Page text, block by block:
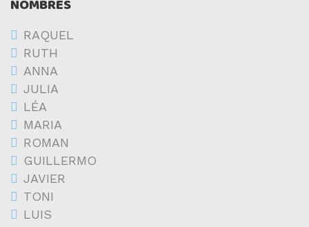
NOMBRES
RAQUEL
RUTH
ANNA
JULIA
LÉA
MARIA
ROMAN
GUILLERMO
JAVIER
TONI
LUIS